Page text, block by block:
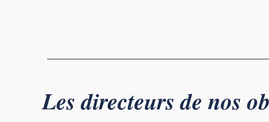
Les directeurs de nos